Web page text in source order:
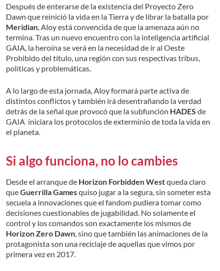
Después de enterarse de la existencia del Proyecto Zero
Dawn que reinició la vida en la Tierra y de librar la batalla por
Meridian, Aloy está convencida de que la amenaza aún no
termina. Tras un nuevo encuentro con la inteligencia artificial
GAIA, la heroína se verá en la necesidad de ir al Oeste
Prohibido del título, una región con sus respectivas tribus,
políticas y problemáticas.
A lo largo de esta jornada, Aloy formará parte activa de
distintos conflictos y también irá desentrañando la verdad
detrás de la señal que provocó que la subfunción HADES de
GAIA iniciara los protocolos de exterminio de toda la vida en
el planeta.
Si algo funciona, no lo cambies
Desde el arranque de Horizon Forbidden Westqueda claro
queGuerrilla Gamesquiso jugar a la segura, sin someter esta
secuela a innovaciones que el fandom pudiera tomar como
decisiones cuestionables de jugabilidad. No solamente el
control y los comandos son exactamente los mismos de
Horizon Zero Dawn, sino que también las animaciones de la
protagonista son una reciclaje de aquellas que vimos por
primera vez en 2017.